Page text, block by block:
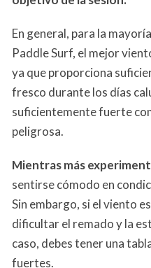
En general, para la
Paddle Surf, el mejor
ya que proporciona
fresco durante los días
suficientemente fuerte
peligrosa.
Mientras más
sentirse cómodo en
Sin embargo, si el viento
dificultar el remado y la
caso, debes tener una
fuertes.